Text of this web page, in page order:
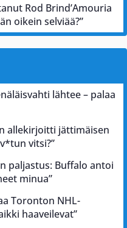
Rod Brind’Amouria
oikein selviää?”
lähtee – palaa
allekirjoitti jättimäisen
vitsi?”
paljastus: Buffalo antoi
minua”
Toronton NHL-
haaveilevat”